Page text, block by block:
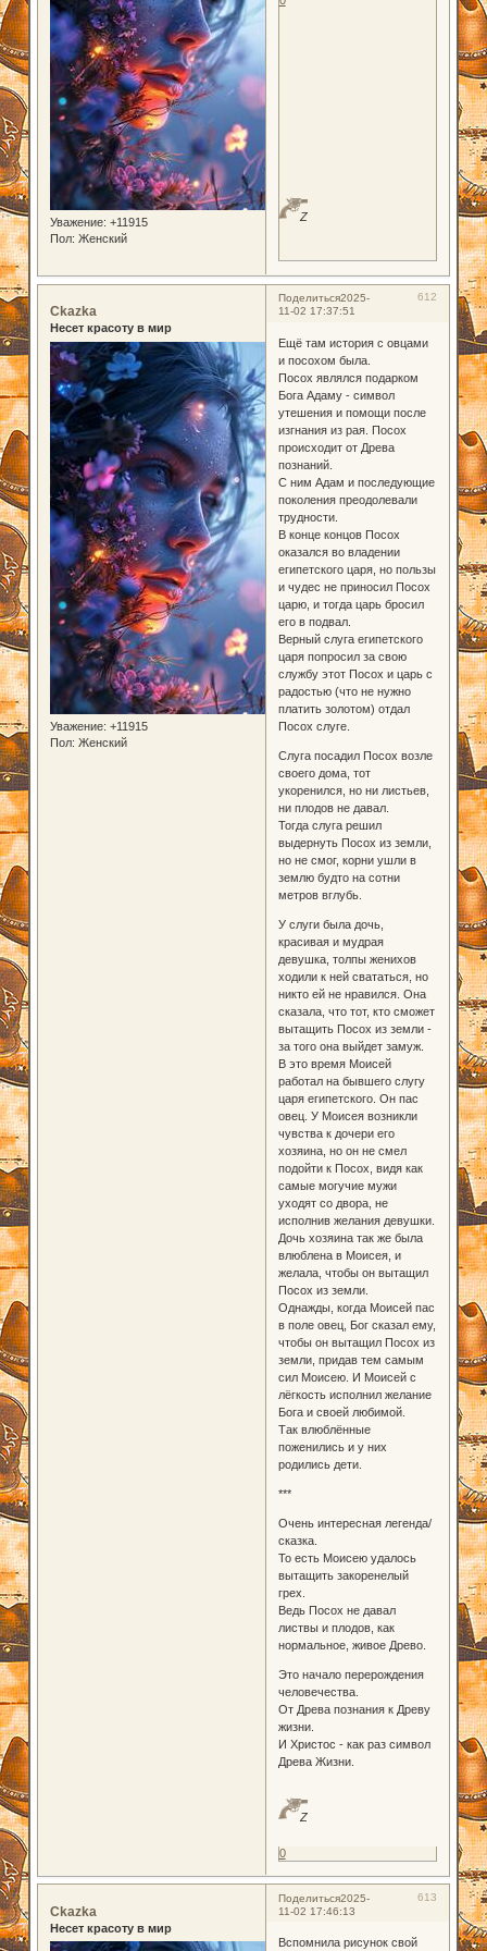
Уважение: +11915
Пол: Женский
Z
Поделиться 612
2025-
11-02 17:37:51
Ckazka
Несет красоту в мир
Уважение: +11915
Пол: Женский
Ещё там история с овцами
и посохом была.
Посох являлся подарком
Бога Адаму - символ
утешения и помощи после
изгнания из рая. Посох
происходит от Древа
познаний.
С ним Адам и последующие
поколения преодолевали
трудности.
В конце концов Посох
оказался во владении
египетского царя, но пользы
и чудес не приносил Посох
царю, и тогда царь бросил
его в подвал.
Верный слуга египетского
царя попросил за свою
службу этот Посох и царь с
радостью (что не нужно
платить золотом) отдал
Посох слуге.
Слуга посадил Посох возле
своего дома, тот
укоренился, но ни листьев,
ни плодов не давал.
Тогда слуга решил
выдернуть Посох из земли,
но не смог, корни ушли в
землю будто на сотни
метров вглубь.
У слуги была дочь,
красивая и мудрая
девушка, толпы женихов
ходили к ней свататься, но
никто ей не нравился. Она
сказала, что тот, кто сможет
вытащить Посох из земли -
за того она выйдет замуж.
В это время Моисей
работал на бывшего слугу
царя египетского. Он пас
овец. У Моисея возникли
чувства к дочери его
хозяина, но он не смел
подойти к Посох, видя как
самые могучие мужи
уходят со двора, не
исполнив желания девушки.
Дочь хозяина так же была
влюблена в Моисея, и
желала, чтобы он вытащил
Посох из земли.
Однажды, когда Моисей пас
в поле овец, Бог сказал ему,
чтобы он вытащил Посох из
земли, придав тем самым
сил Моисею. И Моисей с
лёгкость исполнил желание
Бога и своей любимой.
Так влюблённые
поженились и у них
родились дети.
***
Очень интересная легенда/
сказка.
То есть Моисею удалось
вытащить закоренелый
грех.
Ведь Посох не давал
листвы и плодов, как
нормальное, живое Древо.
Это начало перерождения
человечества.
От Древа познания к Древу
жизни.
И Христос - как раз символ
Древа Жизни.
Z
0
Поделиться 613
2025-
11-02 17:46:13
Ckazka
Несет красоту в мир
Вспомнила рисунок свой